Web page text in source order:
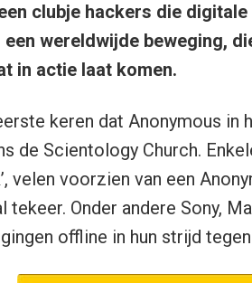
clubje hackers die
wereldwijde beweging,
in actie laat komen.
keren dat Anonymous
de Scientology Church.
velen voorzien van een
Onder andere Sony,
offline in hun strijd